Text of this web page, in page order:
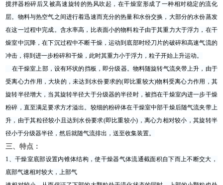
搅拌器粉碎后又被高速旋转的热风吹起，在干燥室形成了一种相对稳定的流化
层。物料与热空气之间进行着迅速而充分的热量和水份交换，大部分的水份蒸发
在这一过程中完成。含水率高，比表面小的物料粒子由于其重力大于浮力，在干
燥室中沉降，在下沉过程中不断干燥，运动到底部时经刀片的破碎和高速气流的
冲击，得到进一步粉碎和干燥，此时其重力小于浮力，粒子开始上升运动。
在干燥室上部，设有环状的挡板，即分级器。物料随旋转气流夹带上升，由于
受离心力作用，大块的，未达到水份要求的(即比重较大)物料受离心力作用，其
旋转半径增大，当其旋转半径大于分级器的半径时，被挡在干燥室内进一步干燥
粉碎，直至满足要求方才溢出。较细的粉碎体在干燥室中部干燥后随气流夹带上
升，由于其粒径较小且达到水份要求(即比重较小)，离心力相对较小，其旋转半
径小于分级器半径，然后就随气流排出，送至收集装置。
三、特点：
1、干燥室底部设置内锥体结构，使干燥器气体流通截面积自下而上不断交大，
底部气速相对较大，上部气